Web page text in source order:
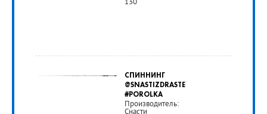
20
990
руб.
СПИННИНГ
@SNASTIZDRASTE
#POROLKA
Производитель:
Снасти